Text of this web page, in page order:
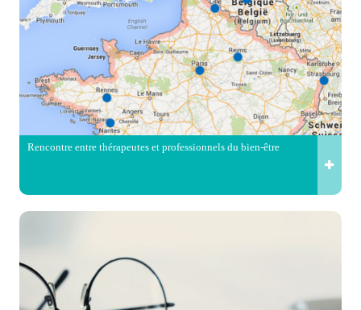
Rencontre entre thérapeutes et professionnels du bien-être